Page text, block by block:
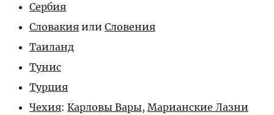
Сербия
Словакия или Словения
Таиланд
Тунис
Турция
Чехия: Карловы Вары, Марианские Лазни